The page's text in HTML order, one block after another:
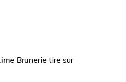
Brunerie tire sur